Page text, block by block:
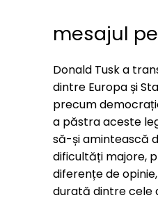
mesajul
Donald Tusk a
dintre Europa și
precum
a păstra aceste
să-și amintească
dificultăți majore,
diferențe de
durată dintre cele